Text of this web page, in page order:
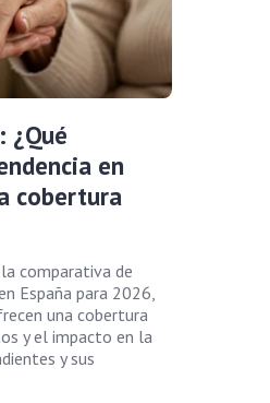
¿Qué
en
cobertura
comparativa de
España para 2026,
una cobertura
y el impacto en la
y sus